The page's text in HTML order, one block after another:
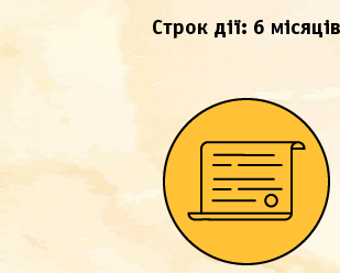
Строк дії: 6 місяців